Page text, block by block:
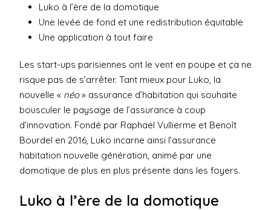
Luko à l’ère de la domotique
Une levée de fond et une redistribution équitable
Une application à tout faire
Les start-ups parisiennes ont le vent en poupe et ça ne
risque pas de s’arrêter. Tant mieux pour Luko, la
nouvelle « néo» assurance d’habitation qui souhaite
bousculer le paysage de l’assurance à coup
d’innovation. Fondé par Raphaël Vullierme et Benoît
Bourdel en 2016, Luko incarne ainsi l’assurance
habitation nouvelle génération, animé par une
domotique de plus en plus présente dans les foyers.
Luko à l’ère de la domotique